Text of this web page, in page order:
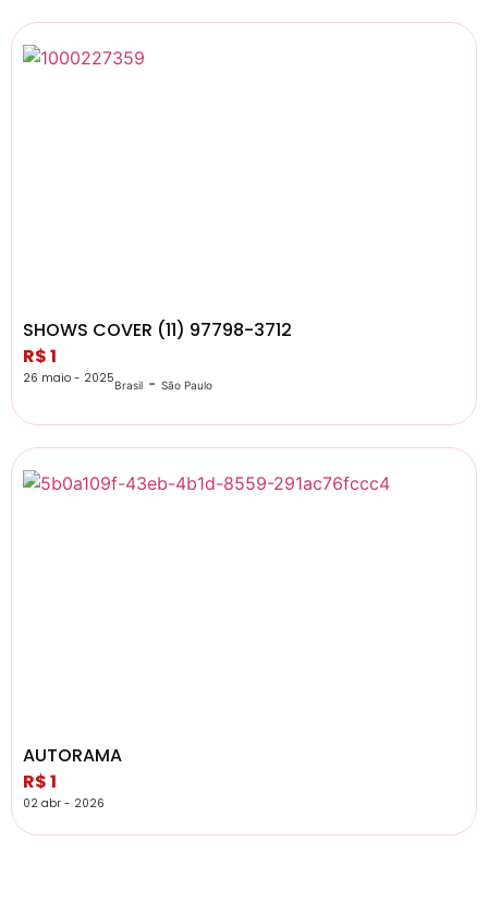
SHOWS COVER (11) 97798-3712
R$ 1
26 maio - 2025Brasil - São Paulo
AUTORAMA
R$ 1
02 abr - 2026